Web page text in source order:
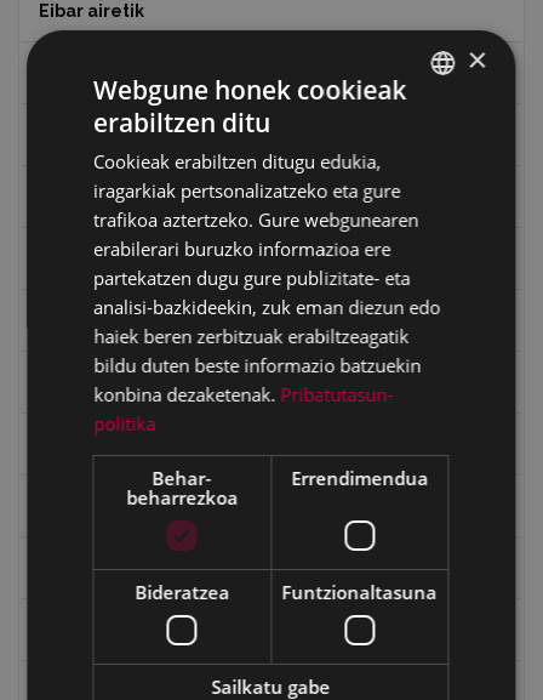
Eibar airetik
Eibarko baserriak
Eibarko mugarrien itzulia
Eibarko mugarrien itzulia - Iparraldea
Eibartarren ahotan
Gerra Zibilaren Interpretazio Zentroa
Gerrako umeak
×
Webgune honek cookieak
erabiltzen ditu
Cookieak erabiltzen ditugu edukia,
iragarkiak pertsonalizatzeko eta gure
trafikoa aztertzeko. Gure webgunearen
erabilerari buruzko informazioa ere
partekatzen dugu gure publizitate- eta
analisi-bazkideekin, zuk eman diezun edo
haiek beren zerbitzuak erabiltzeagatik
bildu duten beste informazio batzuekin
konbina dezaketenak. Pribatutasun-
politika
Behar-
beharrezkoa
Errendimendua
Bideratzea Funtzionaltasuna
Sailkatu gabe